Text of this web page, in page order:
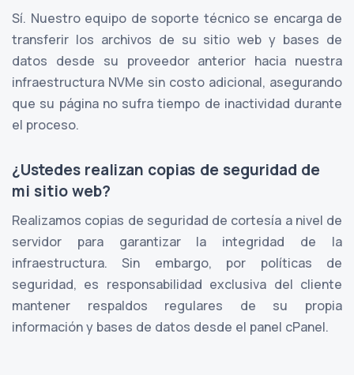
Sí. Nuestro equipo de soporte técnico se encarga de
transferir los archivos de su sitio web y bases de
datos desde su proveedor anterior hacia nuestra
infraestructura NVMe sin costo adicional, asegurando
que su página no sufra tiempo de inactividad durante
el proceso.
¿Ustedes realizan copias de seguridad de
mi sitio web?
Realizamos copias de seguridad de cortesía a nivel de
servidor para garantizar la integridad de la
infraestructura. Sin embargo, por políticas de
seguridad, es responsabilidad exclusiva del cliente
mantener respaldos regulares de su propia
información y bases de datos desde el panel cPanel.